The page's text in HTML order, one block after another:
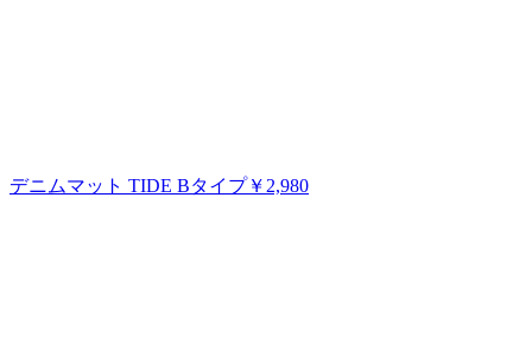
デニムマット TIDE Bタイプ￥2,980